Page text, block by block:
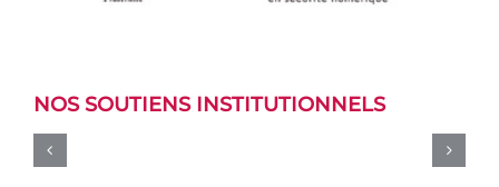
NOS SOUTIENS INSTITUTIONNELS